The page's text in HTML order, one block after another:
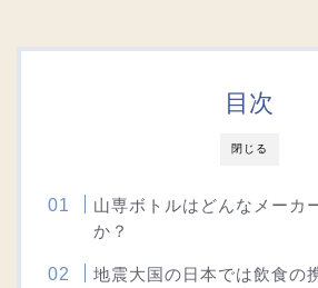
閉じる
目次
山専ボトルはどんなメーカ
か？
地震大国の日本では飲食の